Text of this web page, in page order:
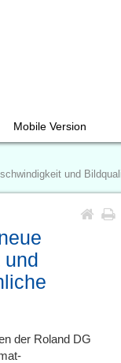
Mobile Version
und
und
der Roland DG